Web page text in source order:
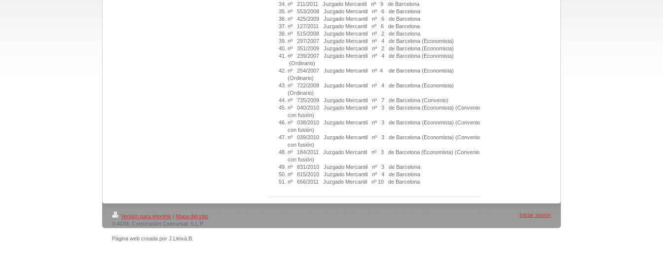
nº 211/2011 Juzgado Mercantil nº 9 de Barcelona
nº 553/2008 Juzgado Mercantil nº 6 de Barcelona
nº 425/2009 Juzgado Mercantil nº 6 de Barcelona
nº 127/2011 Juzgado Mercantil nº 6 de Barcelona
nº 515/2008 Juzgado Mercantil nº 2 de Barcelona
nº 297/2007 Juzgado Mercantil nº 4 de Barcelona (Economista)
nº 351/2009 Juzgado Mercantil nº 2 de Barcelona (Economista)
nº 239/2007 Juzgado Mercantil nº 4 de Barcelona (Economista)
(Ordinario)
nº 254/2007 Juzgado Mercantil nº 4 de Barcelona (Economista)
(Ordinario)
nº 722/2008 Juzgado Mercantil nº 4 de Barcelona (Economista)
(Ordinario)
nº 735/2009 Juzgado Mercantil nº 7 de Barcelona (Convenio)
nº 040/2010 Juzgado Mercantil nº 3 de Barcelona (Economista) (Convenio
con fusión)
nº 038/2010 Juzgado Mercantil nº 3 de Barcelona (Economista) (Convenio
con fusión)
nº 039/2010 Juzgado Mercantil nº 3 de Barcelona (Economista) (Convenio
con fusión)
nº 184/2011 Juzgado Mercantil nº 3 de Barcelona (Economista) (Convenio
con fusión)
nº 831/2010 Juzgado Mercantil nº 3 de Barcelona
nº 815/2010 Juzgado Mercantil nº 4 de Barcelona
nº 656/2011 Juzgado Mercantil nº 10 de Barcelona
Versión para imprimir | Mapa del sitio
© ADM, Corporación Concursal, S.L.P.
Página web creada por J.Lleixà.B.
Iniciar sesión